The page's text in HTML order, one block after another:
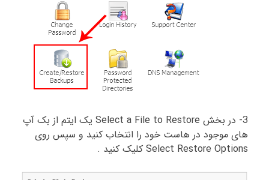
3- در بخش Select a File to Restore یک ایتم از بک آپ
های موجود در هاست خود را انتخاب کنید و سپس روی
Select Restore Options کلیک کنید .